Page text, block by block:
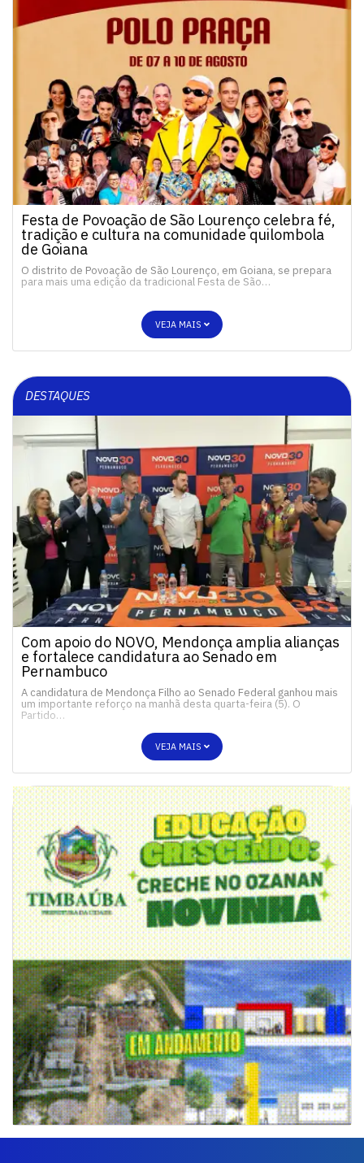
Festa de Povoação de São Lourenço celebra fé,
tradição e cultura na comunidade quilombola
de Goiana
O distrito de Povoação de São Lourenço, em Goiana, se prepara
para mais uma edição da tradicional Festa de São…
VEJA MAIS
DESTAQUES
Com apoio do NOVO, Mendonça amplia alianças
e fortalece candidatura ao Senado em
Pernambuco
A candidatura de Mendonça Filho ao Senado Federal ganhou mais
um importante reforço na manhã desta quarta-feira (5). O
Partido…
VEJA MAIS